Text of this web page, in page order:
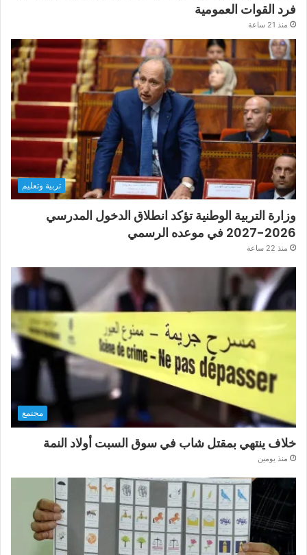
فرد القوات العمومية
منذ 21 ساعة
تربية وتعليم
وزارة التربية الوطنية تؤكد انطلاق الدخول المدرسي
2026-2027 في موعده الرسمي
منذ 22 ساعة
مجتمع
خلاف ينتهي بمقتل شاب في سوق السبت أولاد النمة
منذ يومين